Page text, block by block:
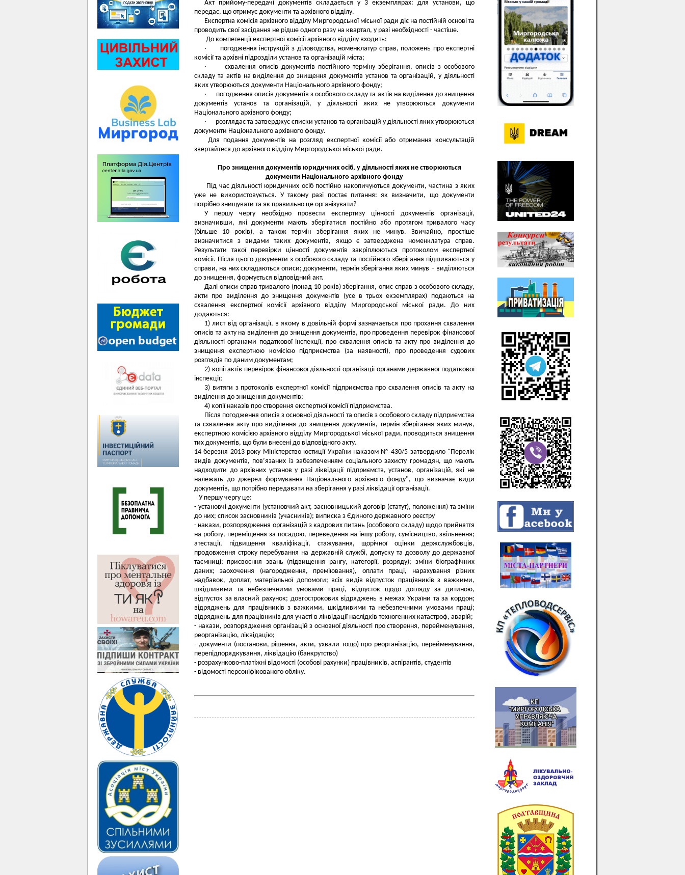
Акт прийому-передачі документів складається у 3 екземплярах: для установи, що
передає, що отримує документи та архівного відділу.
Експертна комісія архівного відділу Миргородської міської ради діє на постійній основі та
проводить свої засідання не рідше одного разу на квартал, у разі необхідності - частіше.
До компетенції експертної комісії архівного відділу входить:
· погодження інструкцій з діловодства, номенклатур справ, положень про експертні
комісії та архівні підрозділи установ та організацій міста;
· схвалення описів документів постійного терміну зберігання, описів з особового
складу та актів на виділення до знищення документів установ та організацій, у діяльності
яких утворюються документи Національного архівного фонду;
· погодження описів документів з особового складу та актів на виділення до знищення
документів установ та організацій, у діяльності яких не утворюються документи
Національного архівного фонду;
· розглядає та затверджує списки установ та організацій у діяльності яких утворюються
документи Національного архівного фонду.
Для подання документів на розгляд експертної комісії або отримання консультацій
звертайтеся до архівного відділу Миргородської міської ради.
Про знищення документів юридичних осіб, у діяльності яких не створюються
документи Національного архівного фонду
Під час діяльності юридичних осіб постійно накопичуються документи, частина з яких
уже не використовується. У такому разі постає питання: як визначити, що документи
потрібно знищувати та як правильно це організувати?
У першу чергу необхідно провести експертизу цінності документів організації,
визначивши, які документи мають зберігатися постійно або протягом тривалого часу
(більше 10 років), а також термін зберігання яких не минув. Звичайно, простіше
визначитися з видами таких документів, якщо є затверджена номенклатура справ.
Результати такої перевірки цінності документів закріплюються протоколом експертної
комісії. Після цього документи з особового складу та постійного зберігання підшиваються у
справи, на них складаються описи; документи, термін зберігання яких минув – виділяються
до знищення, формується відповідний акт.
Далі описи справ тривалого (понад 10 років) зберігання, опис справ з особового складу,
акти про виділення до знищення документів (усе в трьох екземплярах) подаються на
схвалення експертної комісії архівного відділу Миргородської міської ради. До них
додаються:
1) лист від організації, в якому в довільній формі зазначається про прохання схвалення
описів та акту на виділення до знищення документів, про проведення перевірок фінансової
діяльності органами податкової інспекції, про схвалення описів та акту про виділення до
знищення експертною комісією підприємства (за наявності), про проведення судових
розглядів по даним документам;
2) копії актів перевірок фінансової діяльності організації органами державної податкової
інспекції;
3) витяги з протоколів експертної комісії підприємства про схвалення описів та акту на
виділення до знищення документів;
4) копії наказів про створення експертної комісії підприємства.
Після погодження описів з основної діяльності та описів з особового складу підприємства
та схвалення акту про виділення до знищення документів, термін зберігання яких минув,
експертною комісією архівного відділу Миргородської міської ради, проводиться знищення
тих документів, що були внесені до відповідного акту.
14 березня 2013 року Міністерство юстиції України наказом № 430/5 затвердило "Перелік
видів документів, пов’язаних із забезпеченням соціального захисту громадян, що мають
надходити до архівних установ у разі ліквідації підприємств, установ, організацій, які не
належать до джерел формування Національного архівного фонду", що визначає види
документів, що потрібно передавати на зберігання у разі ліквідації організації.
У першу чергу це:
- установчі документи (установчий акт, засновницький договір (статут), положення) та зміни
до них; список засновників (учасників); виписка з Єдиного державного реєстру
- накази, розпорядження організацій з кадрових питань (особового складу) щодо прийняття
на роботу, переміщення за посадою, переведення на іншу роботу, сумісництво, звільнення;
атестації, підвищення кваліфікації, стажування, щорічної оцінки держслужбовців,
продовження строку перебування на державній службі, допуску та дозволу до державної
таємниці; присвоєння звань (підвищення рангу, категорії, розряду); зміни біографічних
даних; заохочення (нагородження, преміювання), оплати праці, нарахування різних
надбавок, доплат, матеріальної допомоги; всіх видів відпусток працівників з важкими,
шкідливими та небезпечними умовами праці, відпусток щодо догляду за дитиною,
відпусток за власний рахунок; довгострокових відряджень в межах України та за кордон;
відряджень для працівників з важкими, шкідливими та небезпечними умовами праці;
відряджень для працівників для участі в ліквідації наслідків техногенних катастроф, аварій;
- накази, розпорядження організацій з основної діяльності про створення, перейменування,
реорганізацію, ліквідацію;
- документи (постанови, рішення, акти, ухвали тощо) про реорганізацію, перейменування,
перепідпорядкування, ліквідацію (банкрутство)
- розрахунково-платіжні відомості (особові рахунки) працівників, аспірантів, студентів
- відомості персоніфікованого обліку.